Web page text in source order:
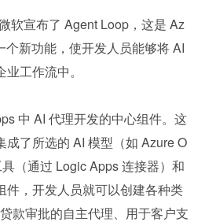
软宣布了 Agent Loop，这是 Az
个新功能，使开发人员能够将 AI
工作流中。
中 AI 代理开发的中心组件。这
成了所选的 AI 模型（如 Azure O
（通过 Logic Apps 连接器）和
件，开发人员就可以创建各种类
款审批的自主代理、用于客户支